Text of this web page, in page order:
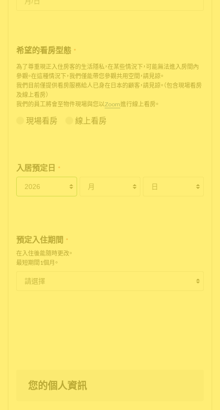
希望的看房型態 *
為了尊重現正入住房客的生活隱私，在某些情況下，可能無法進入房間內
參觀。在這種情況下，我們僅能帶您參觀共用空間，請見諒。
我們目前僅提供看房服務給人已身在日本的顧客，請見諒。（包含現場看房
及線上看房）
我們的員工將會至物件現場與您以Zoom進行線上看房。
現場看房 線上看房
入居預定日 *
預定入住期間 *
在入住後能隨時更改。
最短期間1個月。
您的個人資訊